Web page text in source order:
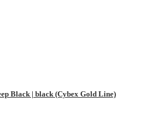
Black | black (Cybex Gold Line)